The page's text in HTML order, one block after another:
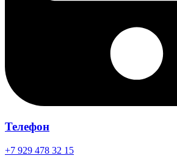
Телефон
+7 929 478 32 15